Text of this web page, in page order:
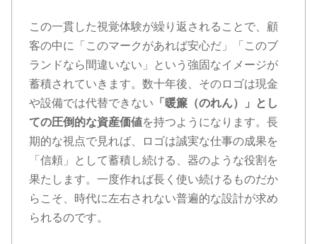
この一貫した視覚体験が繰り返されることで、顧
客の中に「このマークがあれば安心だ」「このブ
ランドなら間違いない」という強固なイメージが
蓄積されていきます。数十年後、そのロゴは現金
や設備では代替できない 「暖簾（のれん）」とし
ての圧倒的な資産価値を持つようになります。長
期的な視点で見れば、ロゴは誠実な仕事の成果を
「信頼」として蓄積し続ける、器のような役割を
果たします。一度作れば長く使い続けるものだか
らこそ、時代に左右されない普遍的な設計が求め
られるのです。